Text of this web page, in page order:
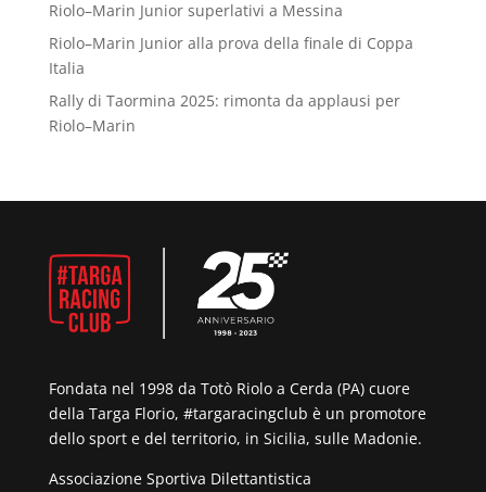
Riolo–Marin Junior superlativi a Messina
Riolo–Marin Junior alla prova della finale di Coppa
Italia
Rally di Taormina 2025: rimonta da applausi per
Riolo–Marin
Fondata nel 1998 da Totò Riolo a Cerda (PA) cuore
della Targa Florio, #targaracingclub è un promotore
dello sport e del territorio, in Sicilia, sulle Madonie.
Associazione Sportiva Dilettantistica